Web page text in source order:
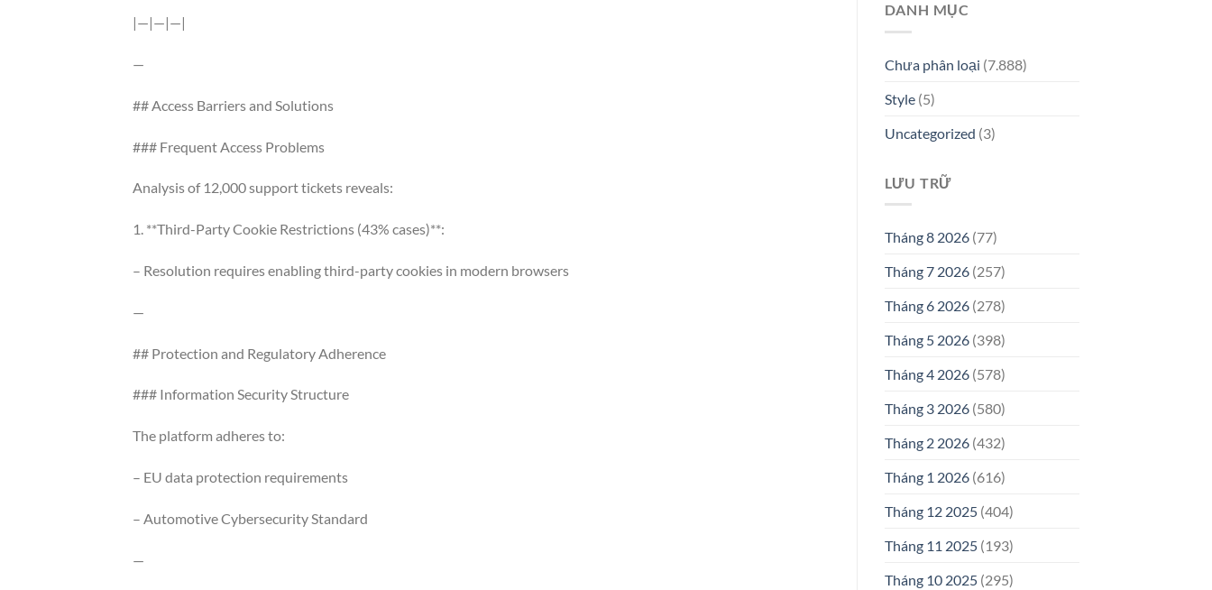
|—|—|—|
—
## Access Barriers and Solutions
### Frequent Access Problems
Analysis of 12,000 support tickets reveals:
1. **Third-Party Cookie Restrictions (43% cases)**:
– Resolution requires enabling third-party cookies in modern browsers
—
## Protection and Regulatory Adherence
### Information Security Structure
The platform adheres to:
– EU data protection requirements
– Automotive Cybersecurity Standard
—
DANH MỤC
Chưa phân loại (7.888)
Style(5)
Uncategorized (3)
LƯU TRỮ
Tháng 8 2026(77)
Tháng 7 2026(257)
Tháng 6 2026(278)
Tháng 5 2026(398)
Tháng 4 2026(578)
Tháng 3 2026(580)
Tháng 2 2026(432)
Tháng 1 2026(616)
Tháng 12 2025(404)
Tháng 11 2025(193)
Tháng 10 2025(295)